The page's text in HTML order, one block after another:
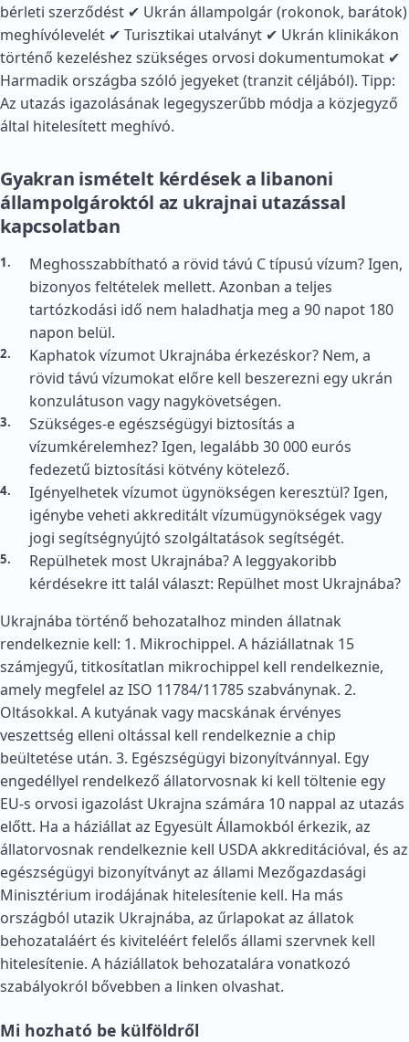
bérleti szerződést ✔ Ukrán állampolgár (rokonok, barátok)
meghívólevelét ✔ Turisztikai utalványt ✔ Ukrán klinikákon
történő kezeléshez szükséges orvosi dokumentumokat ✔
Harmadik országba szóló jegyeket (tranzit céljából). Tipp:
Az utazás igazolásának legegyszerűbb módja a közjegyző
által hitelesített meghívó.
Gyakran ismételt kérdések a libanoni
állampolgároktól az ukrajnai utazással
kapcsolatban
Meghosszabbítható a rövid távú C típusú vízum? Igen,
bizonyos feltételek mellett. Azonban a teljes
tartózkodási idő nem haladhatja meg a 90 napot 180
napon belül.
Kaphatok vízumot Ukrajnába érkezéskor? Nem, a
rövid távú vízumokat előre kell beszerezni egy ukrán
konzulátuson vagy nagykövetségen.
Szükséges-e egészségügyi biztosítás a
vízumkérelemhez? Igen, legalább 30 000 eurós
fedezetű biztosítási kötvény kötelező.
Igényelhetek vízumot ügynökségen keresztül? Igen,
igénybe veheti akkreditált vízumügynökségek vagy
jogi segítségnyújtó szolgáltatások segítségét.
Repülhetek most Ukrajnába? A leggyakoribb
kérdésekre itt talál választ: Repülhet most Ukrajnába?
Ukrajnába történő behozatalhoz minden állatnak
rendelkeznie kell: 1. Mikrochippel. A háziállatnak 15
számjegyű, titkosítatlan mikrochippel kell rendelkeznie,
amely megfelel az ISO 11784/11785 szabványnak. 2.
Oltásokkal. A kutyának vagy macskának érvényes
veszettség elleni oltással kell rendelkeznie a chip
beültetése után. 3. Egészségügyi bizonyítvánnyal. Egy
engedéllyel rendelkező állatorvosnak ki kell töltenie egy
EU-s orvosi igazolást Ukrajna számára 10 nappal az utazás
előtt. Ha a háziállat az Egyesült Államokból érkezik, az
állatorvosnak rendelkeznie kell USDA akkreditációval, és az
egészségügyi bizonyítványt az állami Mezőgazdasági
Minisztérium irodájának hitelesítenie kell. Ha más
országból utazik Ukrajnába, az űrlapokat az állatok
behozataláért és kiviteléért felelős állami szervnek kell
hitelesítenie. A háziállatok behozatalára vonatkozó
szabályokról bővebben a linken olvashat.
Mi hozható be külföldről